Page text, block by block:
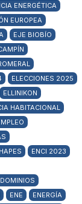
ENERGÉTICA
EUROPEA
EJE BIOBÍO
ELECCIONES 2025
ELLINIKON
HABITACIONAL
ENCI 2023
ENE
ENERGÍA